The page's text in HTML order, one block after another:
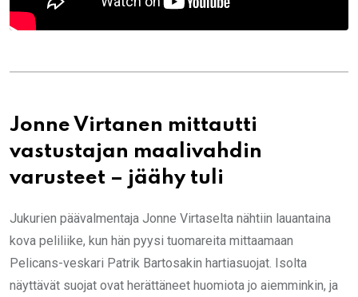
Jonne Virtanen mittautti
vastustajan maalivahdin
varusteet – jäähy tuli
Jukurien päävalmentaja Jonne Virtaselta nähtiin lauantaina
kova peliliike, kun hän pyysi tuomareita mittaamaan
Pelicans-veskari Patrik Bartosakin hartiasuojat. Isolta
näyttävät suojat ovat herättäneet huomiota jo aiemminkin, ja